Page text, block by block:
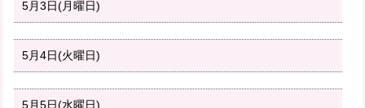
5月3日(月曜日)
5月4日(火曜日)
5月5日(水曜日)